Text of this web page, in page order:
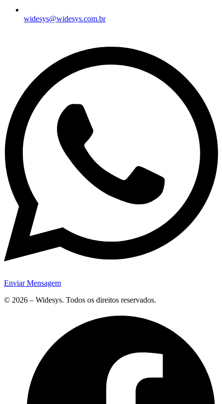
widesys@widesys.com.br
Enviar Mensagem
© 2026 – Widesys. Todos os direitos reservados.